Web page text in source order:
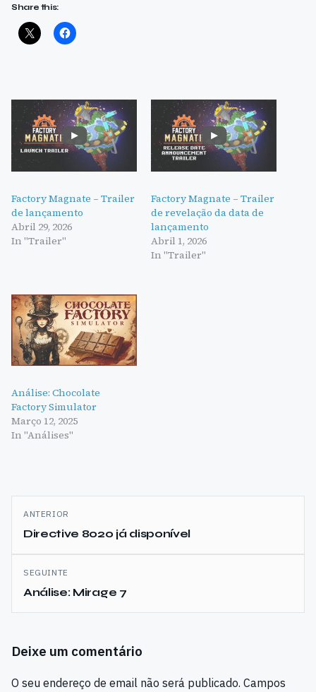
Share this:
Factory Magnate – Trailer
de lançamento
Abril 29, 2026
In "Trailer"
Factory Magnate – Trailer
de revelação da data de
lançamento
Abril 1, 2026
In "Trailer"
Análise: Chocolate
Factory Simulator
Março 12, 2025
In "Análises"
Navegação
de
artigos
ANTERIOR
Directive 8020 já disponível
SEGUINTE
Análise: Mirage 7
Deixe um comentário
O seu endereço de email não será publicado. Campos